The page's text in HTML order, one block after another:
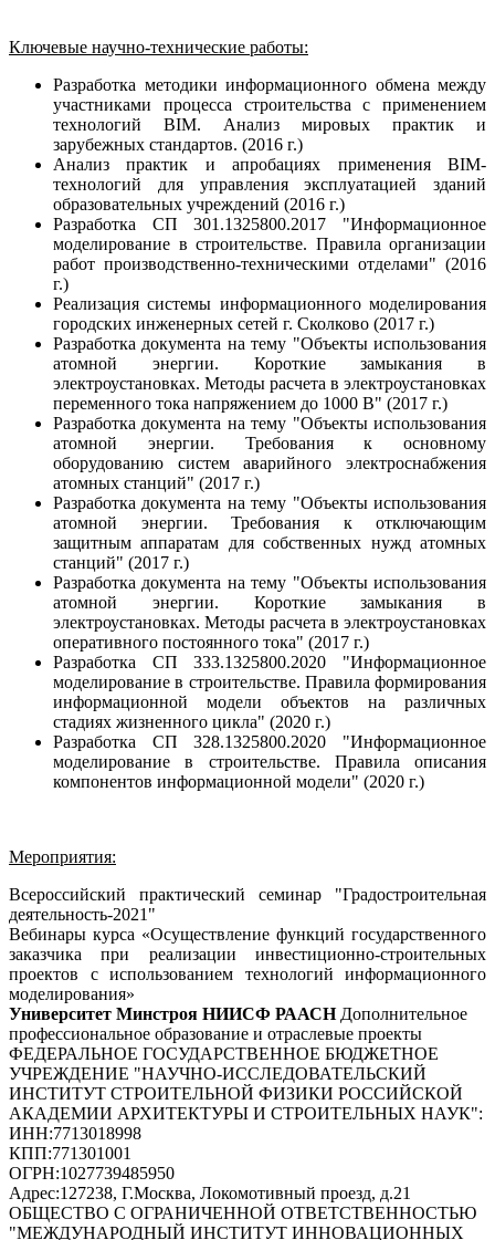
Ключевые научно-технические работы:
Разработка методики информационного обмена между
участниками процесса строительства с применением
технологий BIM. Анализ мировых практик и
зарубежных стандартов. (2016 г.)
Анализ практик и апробациях применения BIM-
технологий для управления эксплуатацией зданий
образовательных учреждений (2016 г.)
Разработка СП 301.1325800.2017 "Информационное
моделирование в строительстве. Правила организации
работ производственно-техническими отделами" (2016
г.)
Реализация системы информационного моделирования
городских инженерных сетей г. Сколково (2017 г.)
Разработка документа на тему "Объекты использования
атомной энергии. Короткие замыкания в
электроустановках. Методы расчета в электроустановках
переменного тока напряжением до 1000 В" (2017 г.)
Разработка документа на тему "Объекты использования
атомной энергии. Требования к основному
оборудованию систем аварийного электроснабжения
атомных станций" (2017 г.)
Разработка документа на тему "Объекты использования
атомной энергии. Требования к отключающим
защитным аппаратам для собственных нужд атомных
станций" (2017 г.)
Разработка документа на тему "Объекты использования
атомной энергии. Короткие замыкания в
электроустановках. Методы расчета в электроустановках
оперативного постоянного тока" (2017 г.)
Разработка СП 333.1325800.2020 "Информационное
моделирование в строительстве. Правила формирования
информационной модели объектов на различных
стадиях жизненного цикла" (2020 г.)
Разработка СП 328.1325800.2020 "Информационное
моделирование в строительстве. Правила описания
компонентов информационной модели" (2020 г.)
Мероприятия:
Всероссийский практический семинар "Градостроительная
деятельность-2021"
Вебинары курса «Осуществление функций государственного
заказчика при реализации инвестиционно-строительных
проектов с использованием технологий информационного
моделирования»
Университет Минстроя НИИСФ РААСН Дополнительное
профессиональное образование и отраслевые проекты
ФЕДЕРАЛЬНОЕ ГОСУДАРСТВЕННОЕ БЮДЖЕТНОЕ
УЧРЕЖДЕНИЕ "НАУЧНО-ИССЛЕДОВАТЕЛЬСКИЙ
ИНСТИТУТ СТРОИТЕЛЬНОЙ ФИЗИКИ РОССИЙСКОЙ
АКАДЕМИИ АРХИТЕКТУРЫ И СТРОИТЕЛЬНЫХ НАУК":
ИНН:7713018998
КПП:771301001
ОГРН:1027739485950
Адрес:127238, Г.Москва, Локомотивный проезд, д.21
ОБЩЕСТВО С ОГРАНИЧЕННОЙ ОТВЕТСТВЕННОСТЬЮ
"МЕЖДУНАРОДНЫЙ ИНСТИТУТ ИННОВАЦИОННЫХ